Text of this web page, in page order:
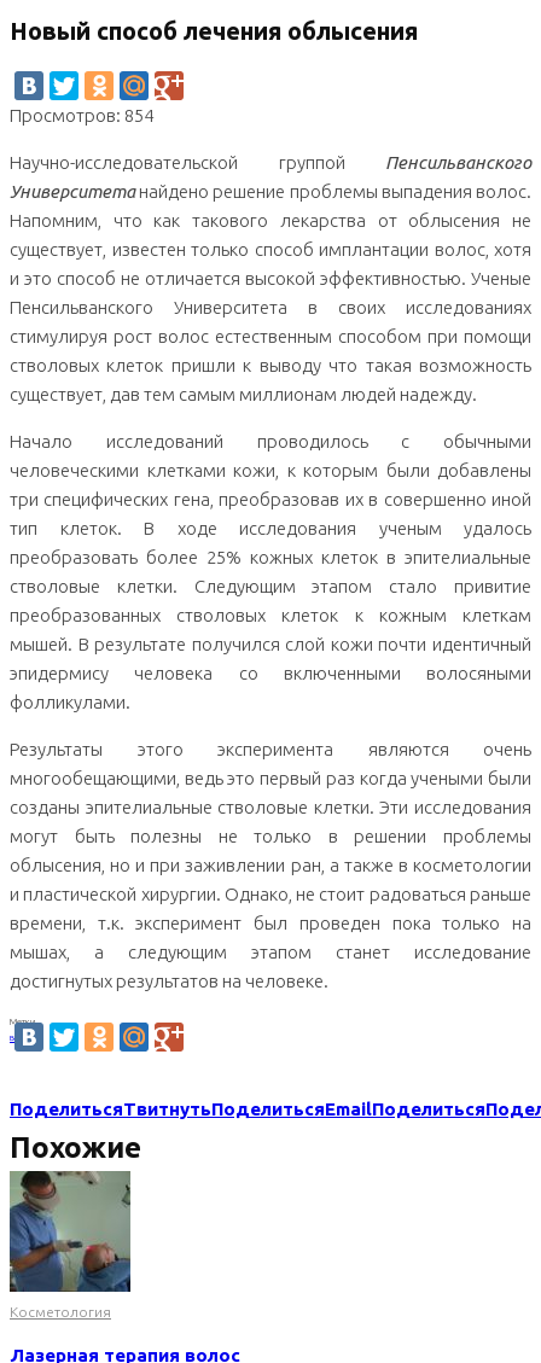
Новый способ лечения облысения
Просмотров: 854
Научно-исследовательской группой Пенсильванского
Университетанайдено решение проблемы выпадения волос.
Напомним, что как такового лекарства от облысения не
существует, известен только способ имплантации волос, хотя
и это способ не отличается высокой эффективностью. Ученые
Пенсильванского Университета в своих исследованиях
стимулируя рост волос естественным способом при помощи
стволовых клеток пришли к выводу что такая возможность
существует, дав тем самым миллионам людей надежду.
Начало исследований проводилось с обычными
человеческими клетками кожи, к которым были добавлены
три специфических гена, преобразовав их в совершенно иной
тип клеток. В ходе исследования ученым удалось
преобразовать более 25% кожных клеток в эпителиальные
стволовые клетки. Следующим этапом стало привитие
преобразованных стволовых клеток к кожным клеткам
мышей. В результате получился слой кожи почти идентичный
эпидермису человека со включенными волосяными
фолликулами.
Результаты этого эксперимента являются очень
многообещающими, ведь это первый раз когда учеными были
созданы эпителиальные стволовые клетки. Эти исследования
могут быть полезны не только в решении проблемы
облысения, но и при заживлении ран, а также в косметологии
и пластической хирургии. Однако, не стоит радоваться раньше
времени, т.к. эксперимент был проведен пока только на
мышах, а следующим этапом станет исследование
достигнутых результатов на человеке.
Метки
волосы
ПоделитьсяТвитнутьПоделитьсяEmailПоделиться
Похожие
Косметология
Лазерная терапия волос